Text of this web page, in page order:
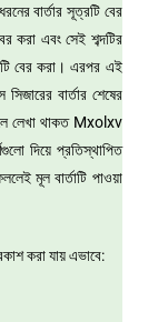
বার্তার সূত্রটি বের
করা এবং সেই শব্দটির
বের করা। এরপর এই
বার্তার শেষের
লেখা থাকত Mxolxv
দিয়ে প্রতিস্থাপিত
মূল বার্তাটি পাওয়া
করা যায় এভাবে: